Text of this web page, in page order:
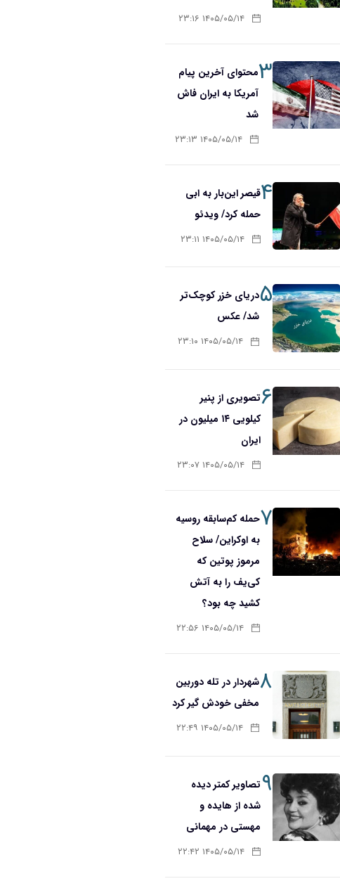
۱۴۰۵/۰۵/۱۴ ۲۳:۱۶
۳محتوای آخرین پیام
آمریکا به ایران فاش
شد
۱۴۰۵/۰۵/۱۴ ۲۳:۱۳
۴قیصر این‌بار به ابی
حمله کرد/ ویدئو
۱۴۰۵/۰۵/۱۴ ۲۳:۱۱
۵دریای خزر کوچک‌تر
شد/ عکس
۱۴۰۵/۰۵/۱۴ ۲۳:۱۰
۶تصویری از پنیر
کیلویی ۱۴ میلیون در
ایران
۱۴۰۵/۰۵/۱۴ ۲۳:۰۷
۷حمله کم‌سابقه روسیه
به اوکراین/ سلاح
مرموز پوتین که
کی‌یف را به آتش
کشید چه بود؟
۱۴۰۵/۰۵/۱۴ ۲۲:۵۶
۸شهردار در تله دوربین
مخفی خودش گیر کرد
۱۴۰۵/۰۵/۱۴ ۲۲:۴۹
۹تصاویر کمتر دیده
شده از هایده و
مهستی در مهمانی
۱۴۰۵/۰۵/۱۴ ۲۲:۴۲